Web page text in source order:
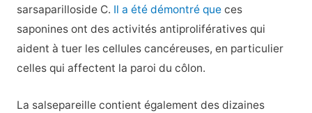
sarsaparilloside C. Il a été démontré queces
saponines ont des activités antiprolifératives qui
aident à tuer les cellules cancéreuses, en particulier
celles qui affectent la paroi du côlon.
La salsepareille contient également des dizaines